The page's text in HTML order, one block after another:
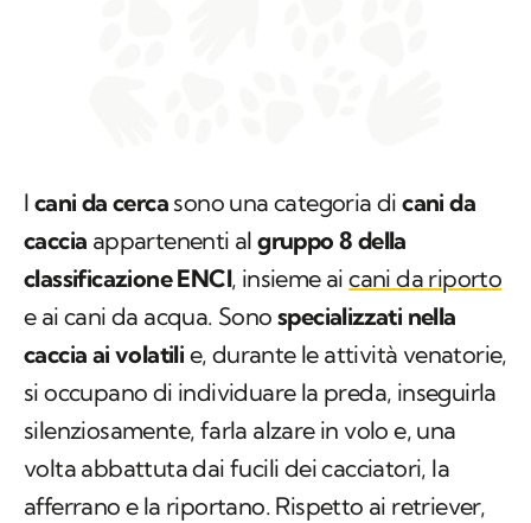
I cani da cerca sono una categoria dicani da
caccia appartenenti algruppo 8 della
classificazione ENCI, insieme aicani da riporto
e ai cani da acqua. Sono specializzati nella
caccia ai volatili e, durante le attività venatorie,
si occupano di individuare la preda, inseguirla
silenziosamente, farla alzare in volo e, una
volta abbattuta dai fucili dei cacciatori, la
afferrano e la riportano. Rispetto ai retriever,